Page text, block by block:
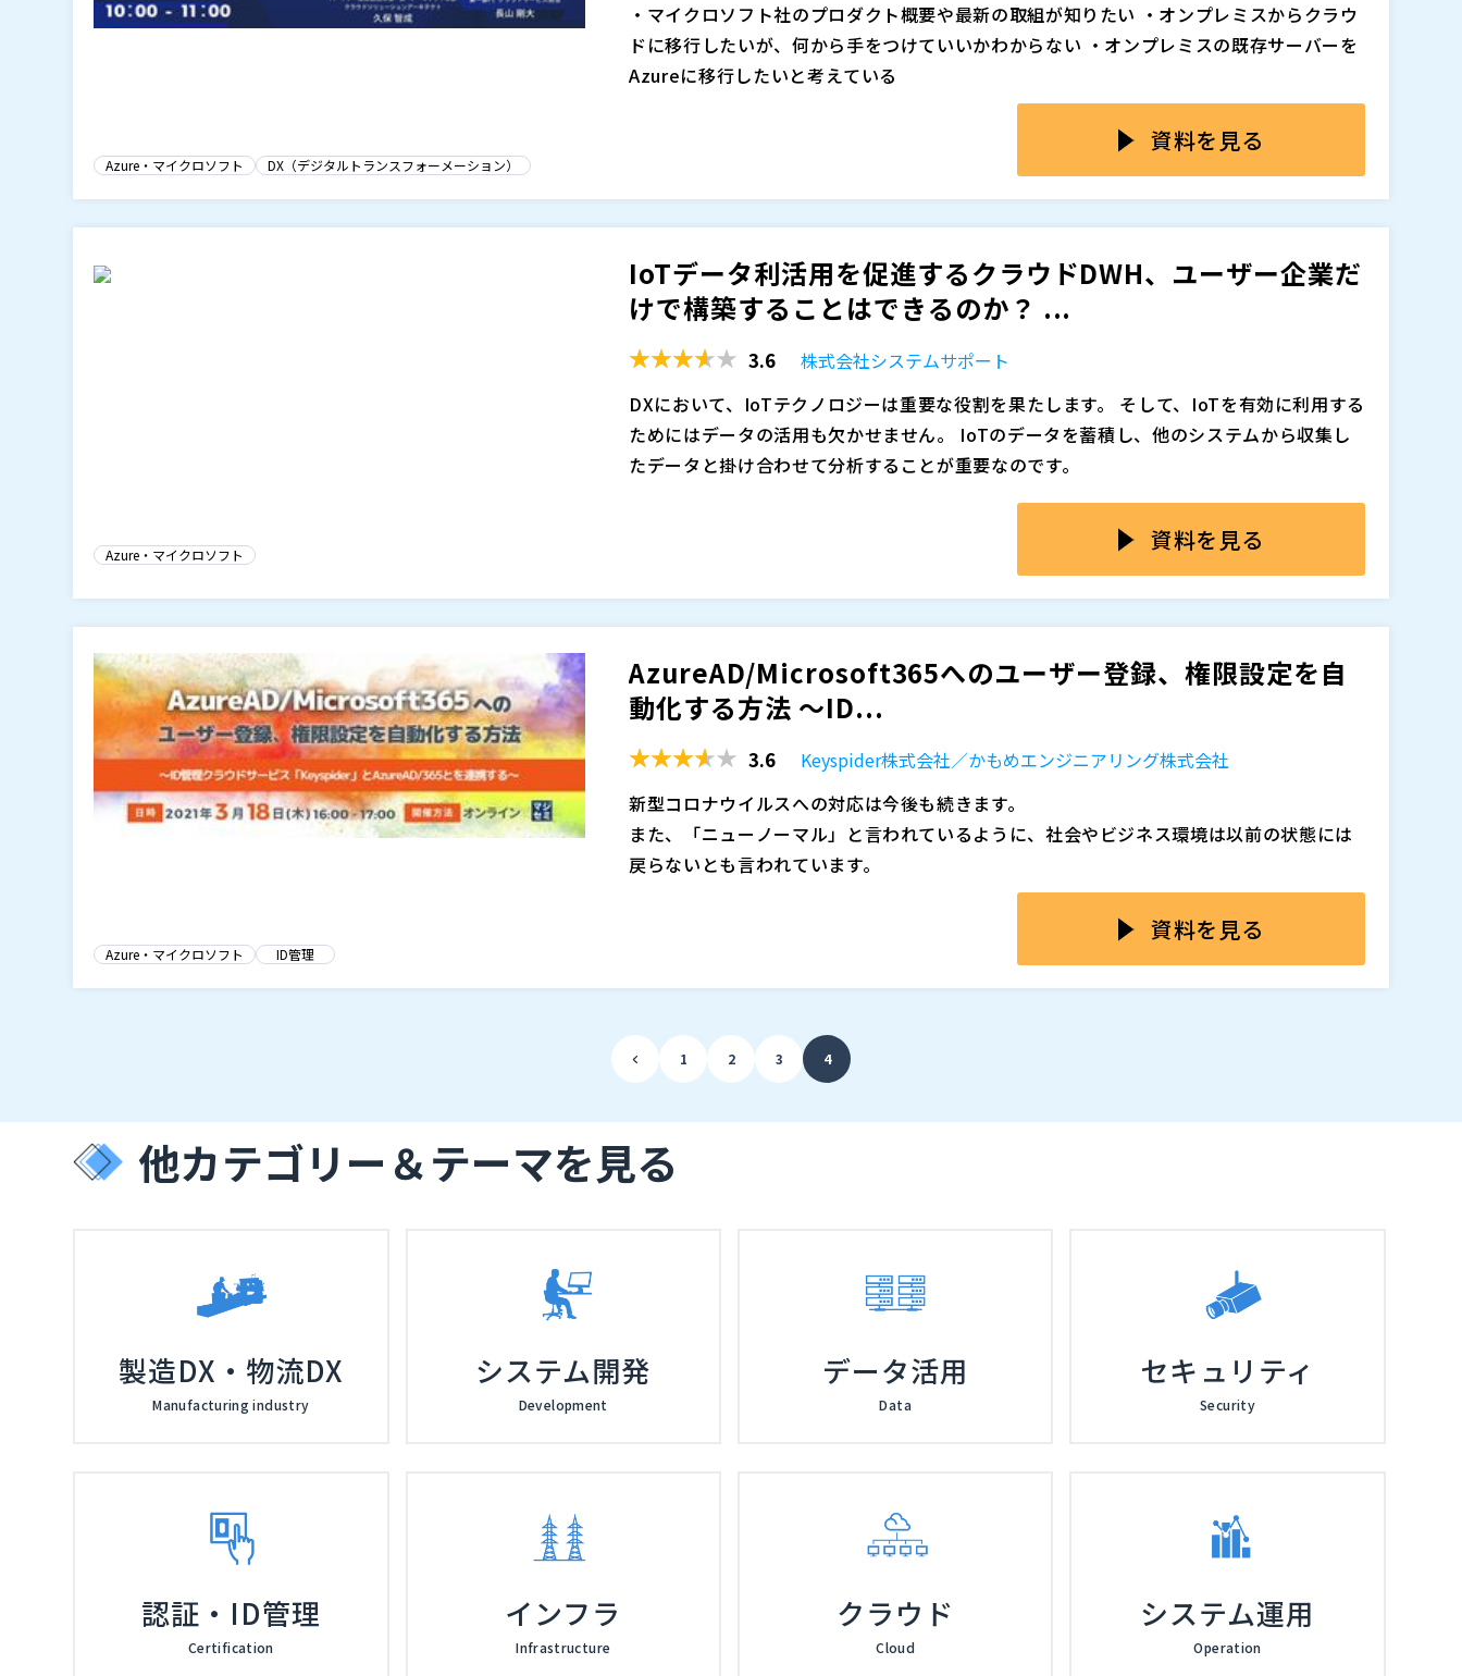
します。
講師：ＪＢＣＣ株式会社 ソリューション事業 ＰＦＳ事業部 ソリューションアーキテクト
部長
なぜ、オンプレミス型VDIからクラウド型VDIであるAzure Virtual Desktopへ移行を考え
たのか？当セッションではオンプレVDIの課題とAVDへの期待、そして今後のロードマップ
講師：株式会社ユニマットライフ システム室 室長
＊お申込みの方にはセミナー参加用 URL をご案内いたします。 ＊参加費：無料 ＊講師及
び講演内容は都合により変更になる場合がありますので予めご了承下さい。 ＊ご同業の企
業様のお申込みは締め切り前であってもお断りさせていただく場合がございますのでご了
承ください。
ＪＢＣＣ株式会社（）
株式会社オープンソース活用研究所（） マジセミ株式会社（
・マイクロソフト社のプロダクト概要や最新の取組が知りたい ・オンプレミスからクラウ
ドに移行したいが、何から手をつけていいかわからない ・オンプレミスの既存サーバーを
Azureに移行したいと考えている
クラウドは DX の推進の最も大きなテーマの一つです。 デジタル変革で新たな価値を見出
し、ビジネスを成長させるためには市場や顧客ニーズの変化に迅速かつ柔軟に対応できる
は、Microsoft Cloud の位置づけと Microsoft Azure、そしてクラウドを用いるための実
証済みのガイダンスをご紹介します。
社会環境の変化が激しい昨今、クラウドに求められる役割は多様化しています。 例えばフ
ァイル共有機能や柔軟なアクセス権管理は、セキュリティだけでなく、テレワークや企業
間コラボレーションといった攻めの取り組みにも欠かせません。 また、従来以上にサーバ
ーの可用性やスケーリング、BCPなどへの要求も高まっています。 これらのニーズへの対
応はオンプレミスのインフラでは難しく、担当者への負担も大きくなりがちです。 本セミ
ナーでは、Azureで始めるクラウド移行の第一歩を解説いたします。
Microsoft Azureは、マイクロソフト社が提供する世界最大規模のパブリッククラウドの
プラットフォームです。 主に、PaaS・IaaS・Security&Management・Hybrid Operati
onsの4つの分野にて合計250以上のサービスを展開しています。 しかし、機能が多いが故
フト社の目指す世界観や方向性をお話しいたします。 後半ではAzure基盤を使ってできる
こと、オンプレミスの既存サーバーをAzureに移行する事例などを解説いたします。
登壇者： 久保智成 日本マイクロソフト株式会社 パートナー事業本部 パートナー技術統括
本部 第一アーキテクト本部 クラウドソリューションアーキテクト
登壇者：長山剛大 NTT東日本 ビジネス開発本部 第一部門 クラウドサービス担当
株式会社オープンソース活用研究所（） マジセミ株式会社（）
Azure・マイクロソフト DX（デジタルトランスフォーメーション）
資料を見る
IoTデータ利活用を促進するクラウドDWH、ユーザー企業だ
けで構築することはできるのか？ ...
3.6
株式会社システムサポート
DXにおいて、IoTテクノロジーは重要な役割を果たします。 そして、IoTを有効に利用する
ためにはデータの活用も欠かせません。 IoTのデータを蓄積し、他のシステムから収集し
たデータと掛け合わせて分析することが重要なのです。
要です。 データ分析基盤としてはDWHを用いるケースが多いですが、従来型のオンプレミ
スDWHは、拡張性に乏しいため扱えるデータ量に限りがあるという欠点を抱えていまし
に外部委託せざるを得ず、その結果スピード感のあるデータの利活用ができなかったり、
委託によるコスト増などの問題が起きています。
そこで本セミナーでは、シンプルな操作性や豊富な機能を備えたことで、専門的なスキル
がなくても容易に扱えるデータ分析基盤の活用により、外部委託に頼らずユーザ企業主体
DXをスモールスタートで推進することが出来る、システムサポート社のクラウド型DWHソ
リューション「Smart DWH」についても紹介します。ぜひご参加ください。
株式会社システムサポート（）
Azure・マイクロソフト 資料を見る
AzureAD/Microsoft365へのユーザー登録、権限設定を自
動化する方法 ～ID...
3.6
Keyspider株式会社／かもめエンジニアリング株式会社
新型コロナウイルスへの対応は今後も続きます。
また、「ニューノーマル」と言われているように、社会やビジネス環境は以前の状態には
戻らないとも言われています。
緊急事態宣言時に暫定的に構築したテレワーク環境を、企業は本格的かつ恒久的な環境に
・Microsoft365、Google Workspace などのオフィススイート ・Salesforce などのCR
スチャット ・Zoom、Teams などのビデオ会議 ・サイボウズ、Kintone などのグループ
ウェアやWebデータベース ・コンカー、楽々精算、マネーフォワード などの経費精算 ・
そのような状況の中、各システムのアカウントや権限の管理について、その重要性が高ま
どのように自動化を考えればよいのでしょうか？
Azure・マイクロソフト ID管理
資料を見る
1 2 3 4
他カテゴリー＆テーマを見る
製造DX・物流DX
Manufacturing industry
システム開発
Development
データ活用
Data
セキュリティ
Security
認証・ID管理
Certification
インフラ
Infrastructure
クラウド
Cloud
システム運用
Operation